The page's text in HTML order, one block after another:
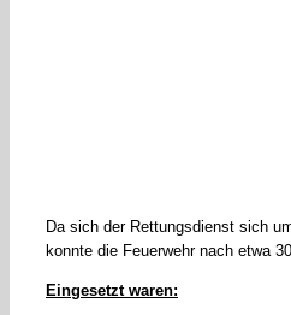
Da sich der Rettungsdienst sich
konnte die Feuerwehr nach etwa
Eingesetzt waren: